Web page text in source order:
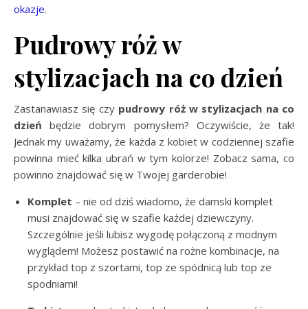
okazje.
Pudrowy róż w
stylizacjach na co dzień
Zastanawiasz się czy pudrowy róż w stylizacjach na co
dzień będzie dobrym pomysłem? Oczywiście, że tak!
Jednak my uważamy, że każda z kobiet w codziennej szafie
powinna mieć kilka ubrań w tym kolorze! Zobacz sama, co
powinno znajdować się w Twojej garderobie!
Komplet – nie od dziś wiadomo, że damski komplet
musi znajdować się w szafie każdej dziewczyny.
Szczególnie jeśli lubisz wygodę połączoną z modnym
wyglądem! Możesz postawić na rożne kombinacje, na
przykład top z szortami, top ze spódnicą lub top ze
spodniami!